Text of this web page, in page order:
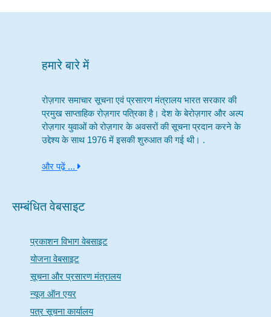
हमारे बारे में
रोज़गार समाचार सूचना एवं प्रसारण मंत्रालय भारत सरकार की
प्रमुख साप्ताहिक रोज़गार पत्रिका है। देश के बेरोज़गार और अल्प
रोज़गार युवाओं को रोज़गार के अवसरों की सूचना प्रदान करने के
उद्देश्य के साथ 1976 में इसकी शुरुआत की गई थी। .
और पढ़ें ...
सम्बंधित वेबसाइट
प्रकाशन विभाग वेबसाइट
योजना वेबसाइट
सूचना और प्रसारण मंत्रालय
न्यूज ऑन एयर
पत्र सूचना कार्यालय